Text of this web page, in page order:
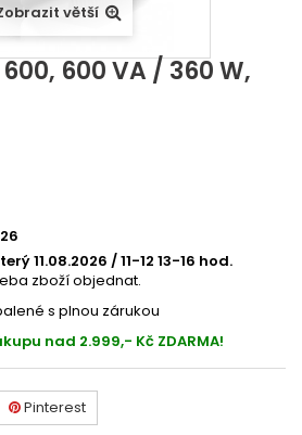
větší
600, 600 VA / 360 W,
11.08.2026 / 11-12 13-16 hod.
zboží objednat.
s plnou zárukou
nad 2.999,- Kč ZDARMA!
Pinterest